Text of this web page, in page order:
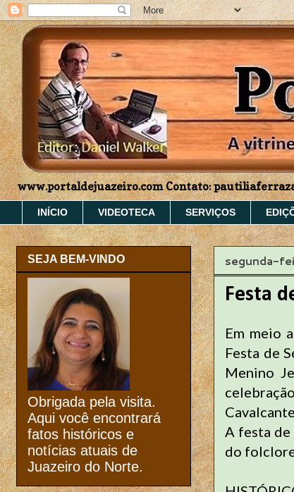
www.portaldejuazeiro.com Contato:
INÍCIO VIDEOTECA SERVIÇOS
segunda-
Festa
Em meio
Festa de
Menino
A festa de
do
SEJA BEM-VINDO
Obrigada pela visita.
Aqui você encontrará
fatos históricos e
notícias atuais de
Juazeiro do Norte.